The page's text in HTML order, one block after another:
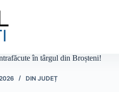
în târgul din Broșteni!
DIN JUDEȚ